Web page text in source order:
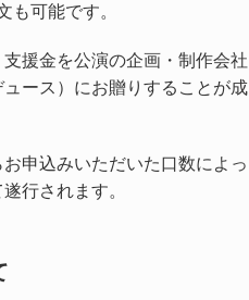
も可能です。
援金を公演の企画・制作会社
ース）にお贈りすることが成
申込みいただいた口数によっ
行されます。